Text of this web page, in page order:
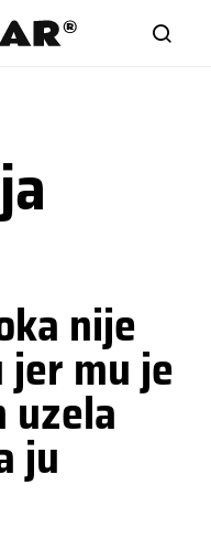
nije
jer mu je
uzela
ju